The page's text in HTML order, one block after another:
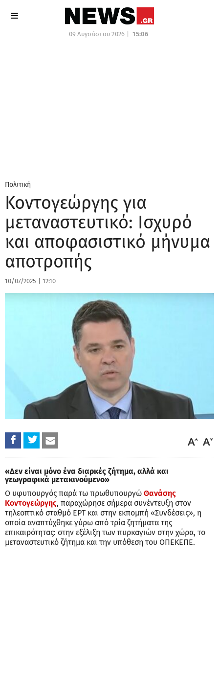
09 Αυγούστου 2026 | 15:06
Πολιτική
Κοντογεώργης για
μεταναστευτικό: Ισχυρό
και αποφασιστικό μήνυμα
αποτροπής
10/07/2025 12:10
«Δεν είναι μόνο ένα διαρκές ζήτημα, αλλά και
γεωγραφικά μετακινούμενο»
Ο υφυπουργός παρά τω πρωθυπουργώ Θανάσης
Κοντογεώργης, παραχώρησε σήμερα συνέντευξη στον
τηλεοπτικό σταθμό ΕΡΤ και στην εκπομπή «Συνδέσεις», η
οποία αναπτύχθηκε γύρω από τρία ζητήματα της
επικαιρότητας: στην εξέλιξη των πυρκαγιών στην χώρα, το
μεταναστευτικό ζήτημα και την υπόθεση του ΟΠΕΚΕΠΕ.